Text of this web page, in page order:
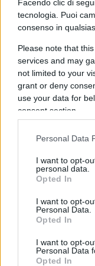
Facendo clic di
tecnologia. Puoi
consenso in
Please note that
services and may
not limited to your
grant or deny
use your data for
consent section.
Personal Data
I want to opt-
personal data.
Opted In
I want to opt-
Personal Data.
Opted In
I want to opt-
Personal Data
Opted In
A questo punto,
vi sia un
andati a
rendono l’idea
infinita: quelli
giugno negli
pazienti
addirittura 416,
Pertanto,
parlando, dal
l’andamento dei
inchiodato a
Probabilmente,